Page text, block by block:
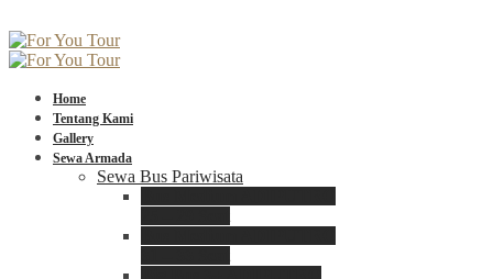
Home
Tentang Kami
Gallery
Sewa Armada
Sewa Bus Pariwisata